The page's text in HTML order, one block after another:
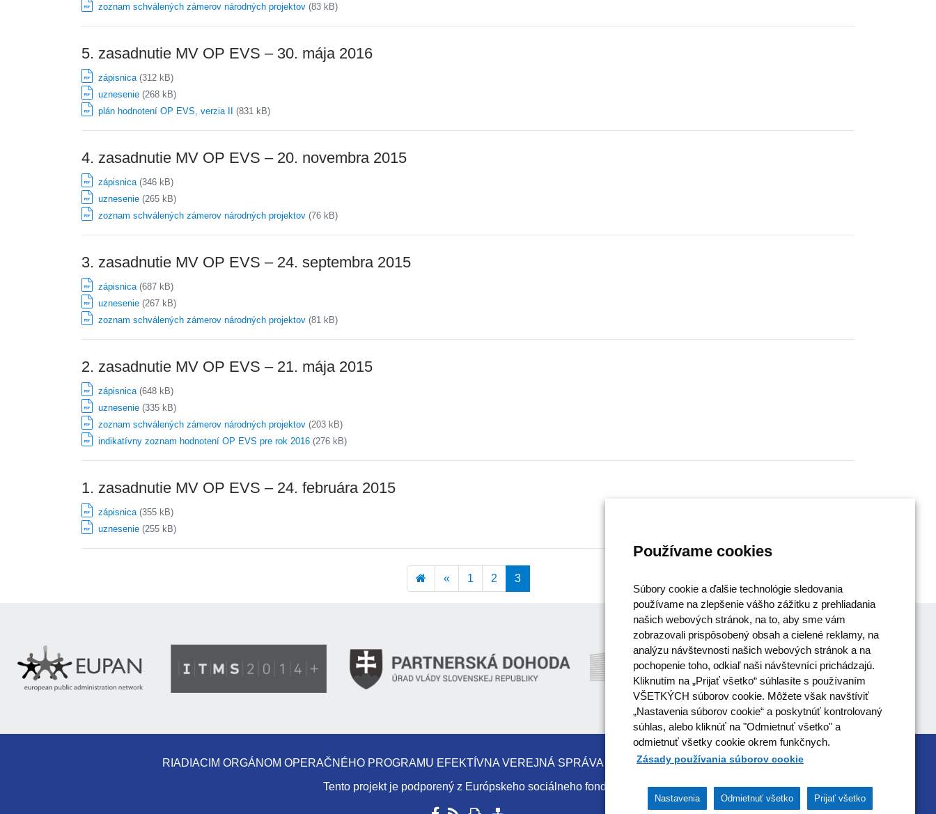
zoznam schválených zámerov národných projektov (83 kB)
5. zasadnutie MV OP EVS – 30. mája 2016
zápisnica (312 kB)
uznesenie (268 kB)
plán hodnotení OP EVS, verzia II (831 kB)
4. zasadnutie MV OP EVS – 20. novembra 2015
zápisnica (346 kB)
uznesenie (265 kB)
zoznam schválených zámerov národných projektov (76 kB)
3. zasadnutie MV OP EVS – 24. septembra 2015
zápisnica (687 kB)
uznesenie (267 kB)
zoznam schválených zámerov národných projektov (81 kB)
2. zasadnutie MV OP EVS – 21. mája 2015
zápisnica (648 kB)
uznesenie (335 kB)
zoznam schválených zámerov národných projektov (203 kB)
indikatívny zoznam hodnotení OP EVS pre rok 2016 (276 kB)
1. zasadnutie MV OP EVS – 24. februára 2015
zápisnica (355 kB)
uznesenie (255 kB)
« 1 2 3
RIADIACIM ORGÁNOM OPERAČNÉHO PROGRAMU EFEKTÍVNA VEREJNÁ SPRÁVA JE MINISTERSTVO VNÚTRA SR
Tento projekt je podporený z Európskeho sociálneho fondu
Používame cookies
Súbory cookie a ďalšie technológie sledovania
používame na zlepšenie vášho zážitku z prehliadania
našich webových stránok, na to, aby sme vám
zobrazovali prispôsobený obsah a cielené reklamy, na
analýzu návštevnosti našich webových stránok a na
pochopenie toho, odkiaľ naši návštevníci prichádzajú.
Kliknutím na „Prijať všetko“ súhlasíte s používaním
VŠETKÝCH súborov cookie. Môžete však navštíviť
„Nastavenia súborov cookie“ a poskytnúť kontrolovaný
súhlas, alebo kliknúť na "Odmietnuť všetko" a
odmietnuť všetky cookie okrem funkčnych.
Zásady používania súborov cookie
Nastavenia Odmietnuť všetko Prijať všetko